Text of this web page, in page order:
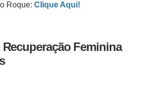
Roque: Clique Aqui!
Feminina